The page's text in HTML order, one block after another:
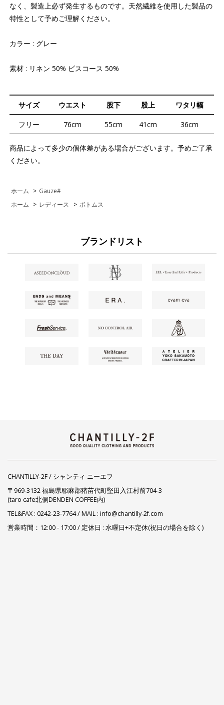
なく、製造上必ず発生するものです。天然繊維を使用した製品の
特性として予めご理解ください。
カラー : グレー
素材 : リネン 50% ビスコース 50%
サイズ ウエスト 股下 股上 ワタリ幅
フリー 76cm 55cm 41cm 36cm
商品によって多少の個体差がある場合がございます。予めご了承
ください。
ホーム > Gauze#
ホーム
> レディース > ボトムス
ブランドリスト
CHANTILLY-2F / シャンティ ニーエフ
〒969-3132 福島県耶麻郡猪苗代町堅田入江村前704-3
(taro cafe北側DENDEN COFFEE内)
TEL&FAX : 0242-23-7764/ MAIL : info@chantilly-2f.com
営業時間：12:00 - 17:00 / 定休日 : 水曜日+不定休(祝日の場合を除く)